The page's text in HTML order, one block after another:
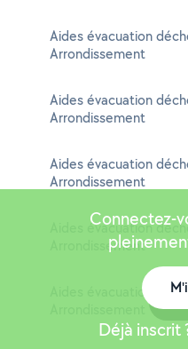
Aides évacuation
Arrondissement
Aides évacuation
Arrondissement
Aides évacuation
Arrondissement
Aides évacuation
Arrondissement
Aides évacuation
Connectez-
Déjà inscrit